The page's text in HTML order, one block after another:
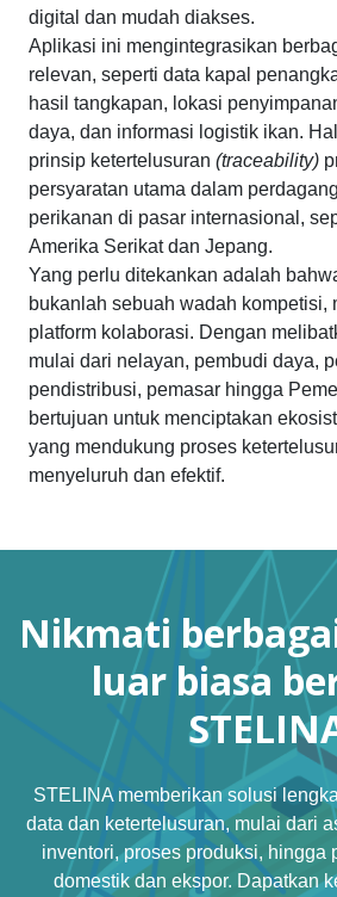
digital dan mudah diakses.
Aplikasi ini mengintegrasikan
relevan, seperti data kapal
hasil tangkapan, lokasi
daya, dan informasi logistik ikan.
prinsip ketertelusuran (traceability)
persyaratan utama dalam
perikanan di pasar internasional,
Amerika Serikat dan Jepang.
Yang perlu ditekankan adalah
bukanlah sebuah wadah kompetisi,
platform kolaborasi. Dengan
mulai dari nelayan, pembudi daya,
pendistribusi, pemasar hingga
bertujuan untuk menciptakan
yang mendukung proses
menyeluruh dan efektif.
Nikmati berbaga
luar biasa be
STELIN
STELINA memberikan solusi
data dan ketertelusuran, mulai dari
inventori, proses produksi, hingga
domestik dan ekspor. Dapatkan